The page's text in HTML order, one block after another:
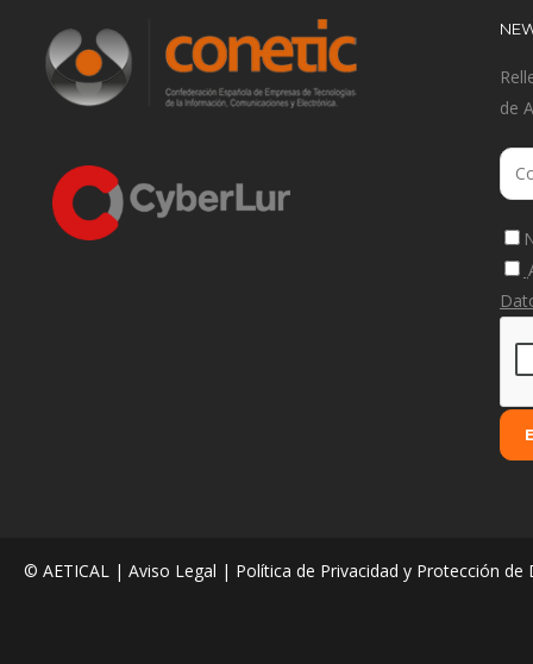
de
© AETICAL | Aviso Legal | Política de Privacidad y Protección de